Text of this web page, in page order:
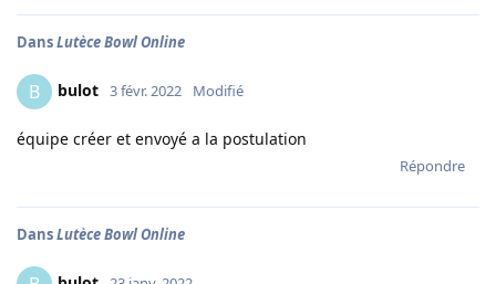
DansLutèce Bowl Online
B bulot 3 févr. 2022 Modifié
équipe créer et envoyé a la postulation
Répondre
DansLutèce Bowl Online